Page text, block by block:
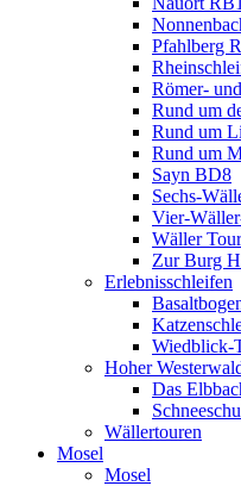
Pfahlberg
Römer-
Rund um
Rund um
Rund um
Sayn BD8
Sechs-
Vier-
Wäller
Zur Burg
Erlebnisschleifen
Wiedblick-
Hoher
Das
Wällertouren
Mosel
Mosel